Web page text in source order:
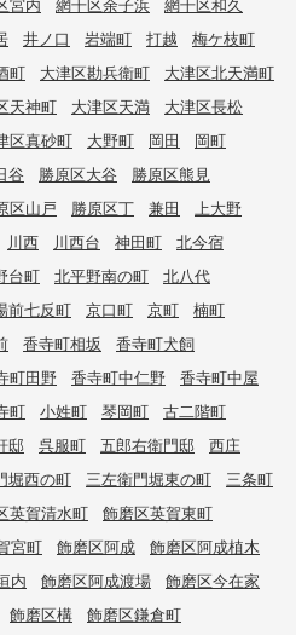
宮内 網干区余子浜
網干区和久
井ノ口 岩端町 打越
梅ケ枝町
町 大津区勘兵衛町
大津区北天満町
天神町 大津区天満
大津区長松
区真砂町 大野町 岡田
岡町
谷 勝原区大谷
勝原区熊見
区山戸 勝原区丁 兼田
上大野
川西 川西台 神田町
北今宿
台町 北平野南の町
北八代
前七反町 京口町 京町
楠町
香寺町相坂
香寺町犬飼
町田野 香寺町中仁野
香寺町中屋
町 小姓町 琴岡町
古二階町
邸 呉服町 五郎右衛門邸
西庄
堀西の町 三左衛門堀東の町
三条町
英賀清水町
飾磨区英賀東町
宮町 飾磨区阿成
飾磨区阿成植木
内 飾磨区阿成渡場
飾磨区今在家
飾磨区構
飾磨区鎌倉町